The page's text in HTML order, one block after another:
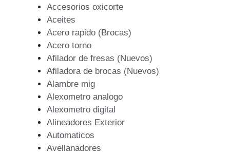
Accesorios oxicorte
Aceites
Acero rapido (Brocas)
Acero torno
Afilador de fresas (Nuevos)
Afiladora de brocas (Nuevos)
Alambre mig
Alexometro analogo
Alexometro digital
Alineadores Exterior
Automaticos
Avellanadores